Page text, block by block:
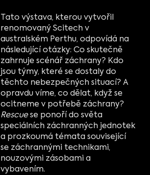
Tato výstava, kterou vytvořil
renomovaný Scitech v
australském Perthu, odpovídá na
následující otázky: Co skutečně
zahrnuje scénář záchrany? Kdo
jsou týmy, které se dostaly do
těchto nebezpečných situací? A
opravdu víme, co dělat, když se
ocitneme v potřebě záchrany?
Rescuese ponoří do světa
speciálních záchranných jednotek
a prozkoumá témata související
se záchrannými technikami,
nouzovými zásobami a
vybavením.